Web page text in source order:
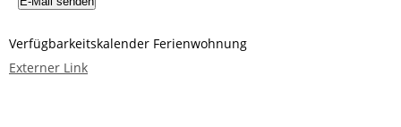
Verfügbarkeitskalender Ferienwohnung
Externer Link